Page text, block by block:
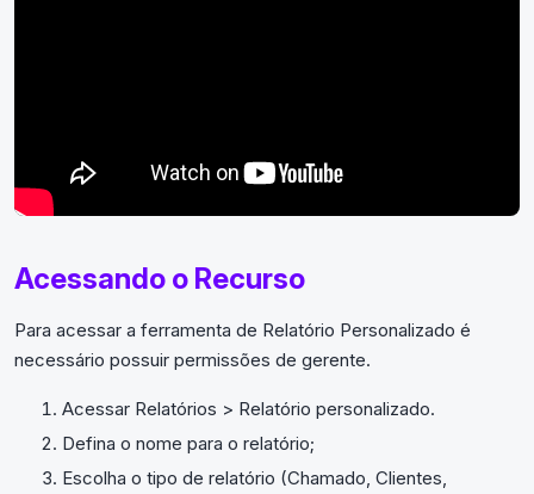
Acessando o Recurso
Para acessar a ferramenta de Relatório Personalizado é
necessário possuir permissões de gerente.
Acessar Relatórios > Relatório personalizado.
Defina o nome para o relatório;
Escolha o tipo de relatório (Chamado, Clientes,